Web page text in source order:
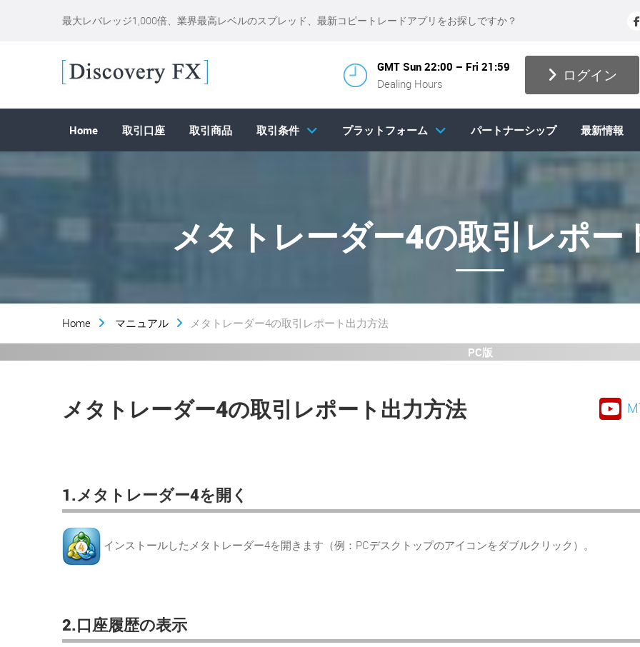
最大レバレッジ1,000倍、業界最高レベルのスプレッド、最新コピートレードアプリをお探しですか？
GMT Sun 22:00 – Fri 21:59
Dealing Hours
ログイン
Home 取引口座 取引商品 取引条件 プラットフォーム パートナーシップ 最新情報
メタトレーダー4の取引レポー
Home マニュアル メタトレーダー4の取引レポート出力方法
PC版
メタトレーダー4の取引レポート出力方法
1.メタトレーダー4を開く
インストールしたメタトレーダー4を開きます（例：PCデスクトップのアイコンをダブルクリック）。
2.口座履歴の表示